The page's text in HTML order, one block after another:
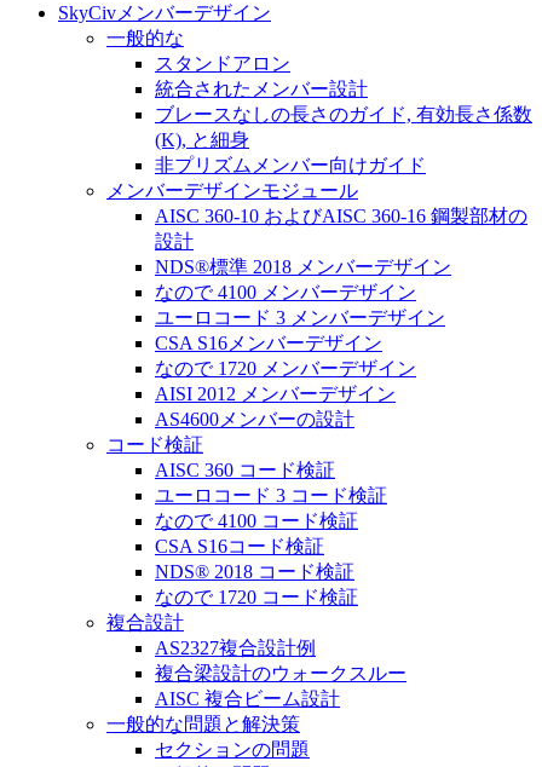
SkyCivメンバーデザイン
一般的な
スタンドアロン
統合されたメンバー設計
ブレースなしの長さのガイド, 有効長さ係数
(K), と細身
非プリズムメンバー向けガイド
メンバーデザインモジュール
AISC 360-10 およびAISC 360-16 鋼製部材の
設計
NDS®標準 2018 メンバーデザイン
なので 4100 メンバーデザイン
ユーロコード 3 メンバーデザイン
CSA S16メンバーデザイン
なので 1720 メンバーデザイン
AISI 2012 メンバーデザイン
AS4600メンバーの設計
コード検証
AISC 360 コード検証
ユーロコード 3 コード検証
なので 4100 コード検証
CSA S16コード検証
NDS® 2018 コード検証
なので 1720 コード検証
複合設計
AS2327複合設計例
複合梁設計のウォークスルー
AISC 複合ビーム設計
一般的な問題と解決策
セクションの問題